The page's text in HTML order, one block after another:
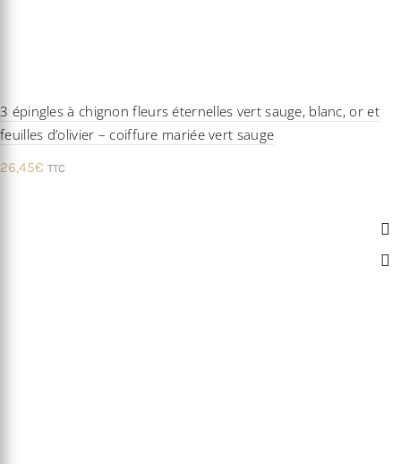
3 épingles à chignon fleurs éternelles vert sauge, blanc, or et
feuilles d’olivier – coiffure mariée vert sauge
26,45€ TTC